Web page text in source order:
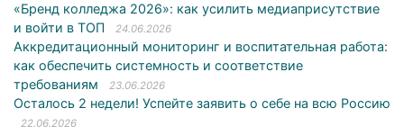
«Бренд колледжа 2026»: как усилить медиаприсутствие
и войти в ТОП
24.06.2026
Аккредитационный мониторинг и воспитательная работа:
как обеспечить системность и соответствие
требованиям
23.06.2026
Осталось 2 недели! Успейте заявить о себе на всю Россию
22.06.2026